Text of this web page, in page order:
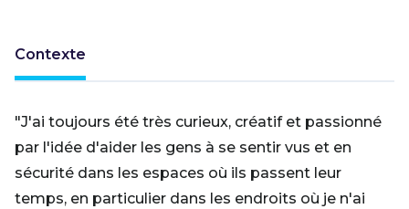
Contexte
"J'ai toujours été très curieux, créatif et passionné
par l'idée d'aider les gens à se sentir vus et en
sécurité dans les espaces où ils passent leur
temps, en particulier dans les endroits où je n'ai